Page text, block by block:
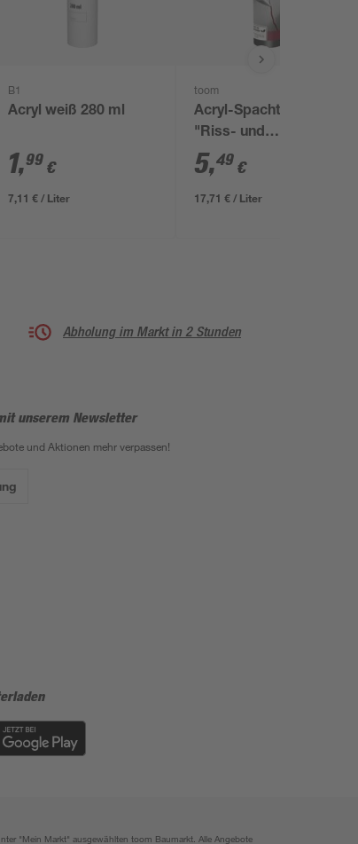
B1
Acryl weiß 280 ml
1,99 €
7,11 € / Liter
toom
Acryl-Spachtelmasse
"Riss- und
Fugendicht" weiß 310
ml
5,49 €
17,71 € / Liter
Abholung im Markt in 2 Stunden
unserem Newsletter
und Aktionen mehr verpassen!
"Mein Markt" ausgewählten toom Baumarkt. Alle Angebote